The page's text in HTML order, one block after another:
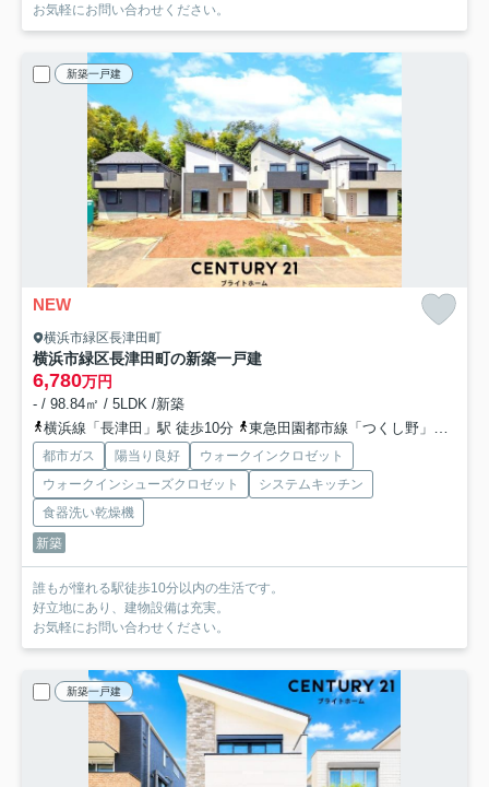
お気軽にお問い合わせください。
新築一戸建
NEW
横浜市緑区長津田町
横浜市緑区長津田町の新築一戸建
6,780万円
- / 98.84㎡ / 5LDK /新築
横浜線「長津田」駅 徒歩10分
東急田園都市線「つくし野」駅 徒歩18分
都市ガス 陽当り良好
ウォークインクロゼット
ウォークインシューズクロゼット
システムキッチン
食器洗い乾燥機
新築
誰もが憧れる駅徒歩10分以内の生活です。
好立地にあり、建物設備は充実。
お気軽にお問い合わせください。
新築一戸建